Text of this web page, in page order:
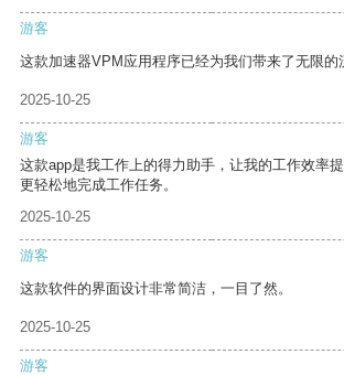
游客
这款加速器VPM应用程序已经为我们带来了无限的
2025-10-25
游客
这款app是我工作上的得力助手，让我的工作效率
更轻松地完成工作任务。
2025-10-25
游客
这款软件的界面设计非常简洁，一目了然。
2025-10-25
游客